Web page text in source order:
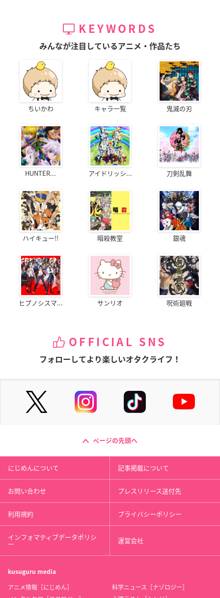
KEYWORDS
みんなが注目しているアニメ・作品たち
ちいかわ キャラ一覧 鬼滅の刃
HUNTER... アイドリッシ... 刀剣乱舞
ハイキュー!! 暗殺教室 銀魂
ヒプノシスマ... サンリオ 呪術廻戦
OFFICIAL SNS
フォローしてより楽しいオタクライフ！
ページの先頭へ
にじめんについて 記事掲載について
お問い合わせ プレスリリース送付先
利用規約 プライバシーポリシー
インフォマティブデータポリシ
ー 運営会社
kusuguru media
アニメ情報［にじめん］
科学ニュース［ナゾロジー］